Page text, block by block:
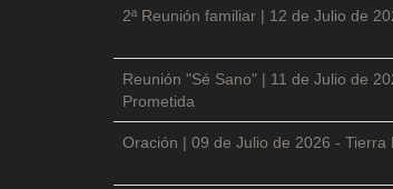
2ª Reunión familiar | 12 de Julio de
Reunión "Sé Sano" | 11 de Julio de
Prometida
Oración | 09 de Julio de 2026 - Tierra